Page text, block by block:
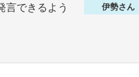
伊勢さん
言できるよう